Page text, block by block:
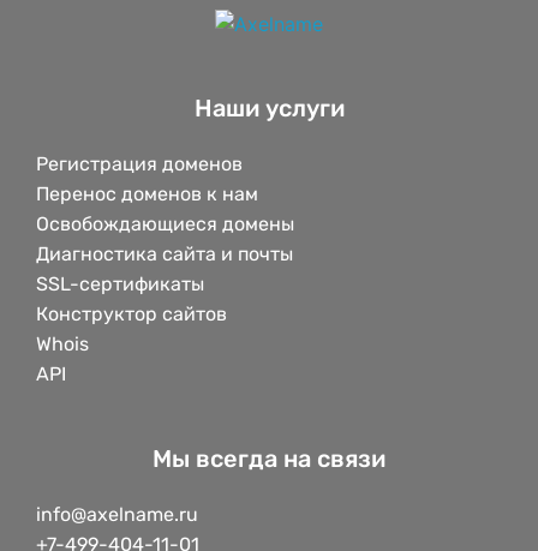
Наши услуги
Регистрация доменов
Перенос доменов к нам
Освобождающиеся домены
Диагностика сайта и почты
SSL-сертификаты
Конструктор сайтов
Whois
API
Мы всегда на связи
info@axelname.ru
+7-499-404-11-01